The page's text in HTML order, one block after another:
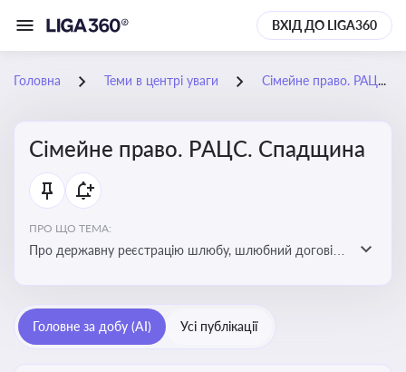
ВХІД ДО LIGA360
Головна Теми в центрі уваги Сімейне право. РАЦС. Спадщина
Сімейне право. РАЦС. Спадщина
ПРО ЩО ТЕМА:
Про державну реєстрацію шлюбу, шлюбний договір,
прийомну сім’ю, визнання недієздатності,
позбавлення батьківських прав, виховання дитини,
Головне за добу (AI) Усі публікації